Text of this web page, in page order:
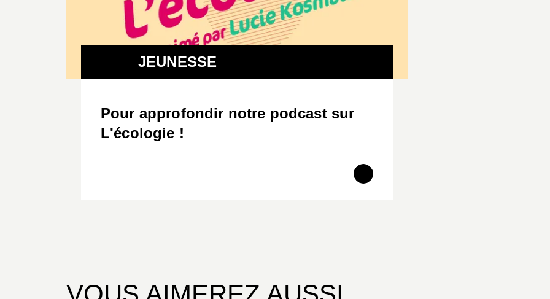
JEUNESSE
Pour approfondir notre podcast sur
L'écologie !